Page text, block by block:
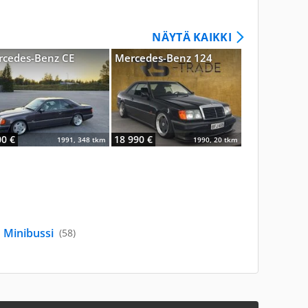
NÄYTÄ KAIKKI
Benz CE
€ 1991, 348 tkm
Mercedes-Benz 124
18 990 € 1990, 20 tkm
(58)